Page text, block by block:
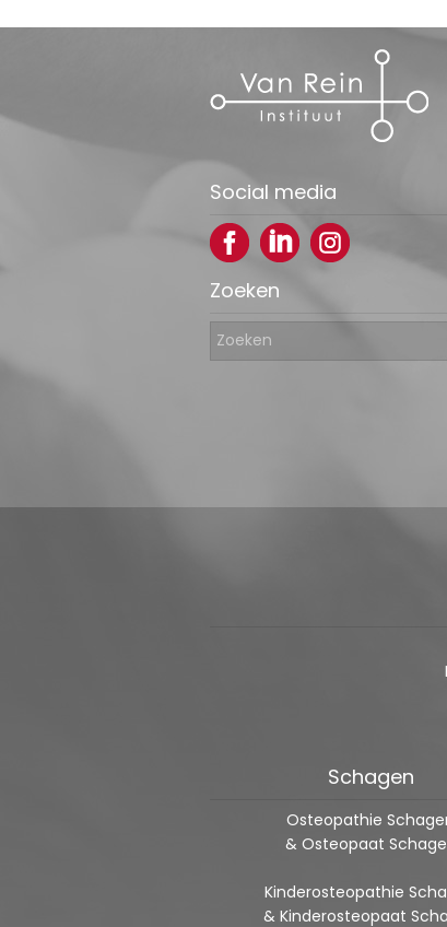
Social media
Zoeken
Schagen
Osteopathie
& Osteopaat
Kinderosteopathie
& Kinderosteopaat